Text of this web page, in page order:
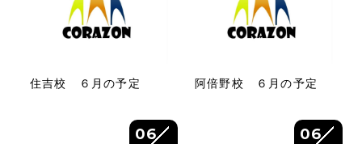
住吉校 ６月の予定 阿倍野校 ６月の予定
06
06